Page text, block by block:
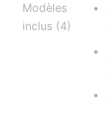
Modèles
inclus (4)